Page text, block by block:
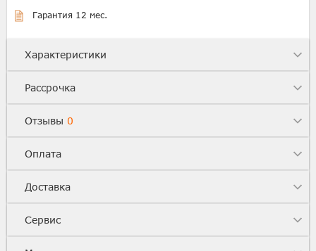
Гарантия 12 мес.
Характеристики
Рассрочка
Отзывы 0
Оплата
Доставка
Сервис